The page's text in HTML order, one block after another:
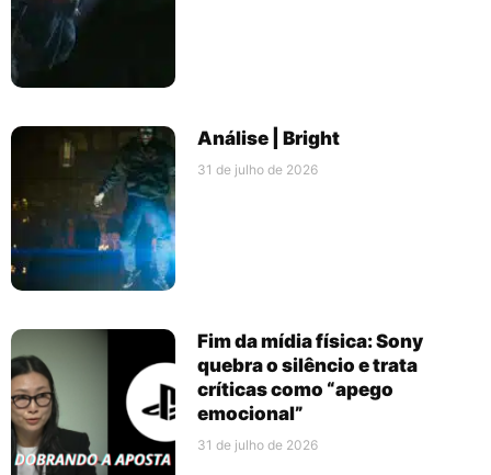
Análise | Bright
31 de julho de 2026
Fim da mídia física: Sony
quebra o silêncio e trata
críticas como “apego
emocional”
31 de julho de 2026